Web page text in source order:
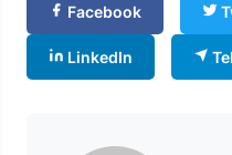
Facebook
LinkedIn